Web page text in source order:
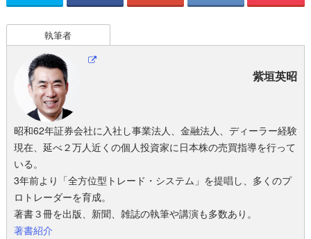
執筆者
紫垣英昭
昭和62年証券会社に入社し事業法人、金融法人、ディーラー経験
現在、延べ２万人近くの個人投資家に日本株の売買指導を行って
いる。
3年前より「全方位型トレード・システム」を提唱し、多くのプ
ロトレーダーを育成。
著書３冊を出版、新聞、雑誌の執筆や講演も多数あり。
著書紹介